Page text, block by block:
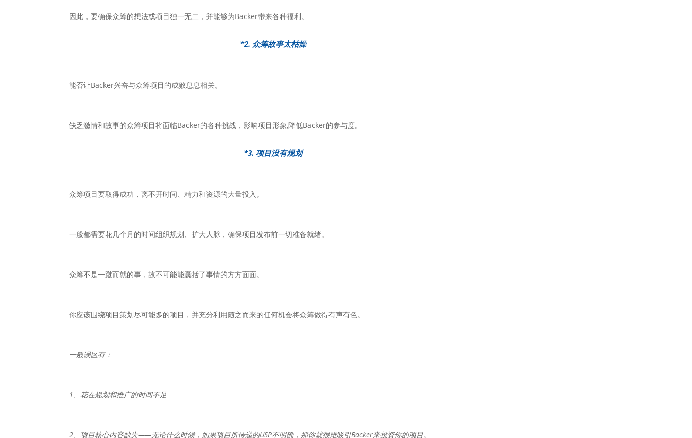
因此，要确保众筹的想法或项目独一无二，并能够为Backer带来各种福利。
*2. 众筹故事太枯燥
能否让Backer兴奋与众筹项目的成败息息相关。
缺乏激情和故事的众筹项目将面临Backer的各种挑战，影响项目形象,降低Backer的参与度。
*3. 项目没有规划
众筹项目要取得成功，离不开时间、精力和资源的大量投入。
一般都需要花几个月的时间组织规划、扩大人脉，确保项目发布前一切准备就绪。
众筹不是一蹴而就的事，故不可能能囊括了事情的方方面面。
你应该围绕项目策划尽可能多的项目，并充分利用随之而来的任何机会将众筹做得有声有色。
一般误区有：
1、花在规划和推广的时间不足
2、项目核心内容缺失——无论什么时候，如果项目所传递的USP不明确，那你就很难吸引Backer来投资你的项目。